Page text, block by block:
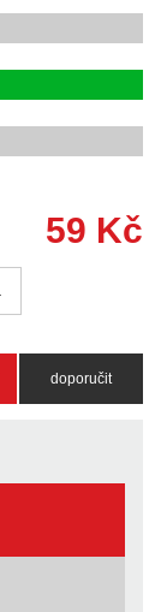
59 Kč
doporučit